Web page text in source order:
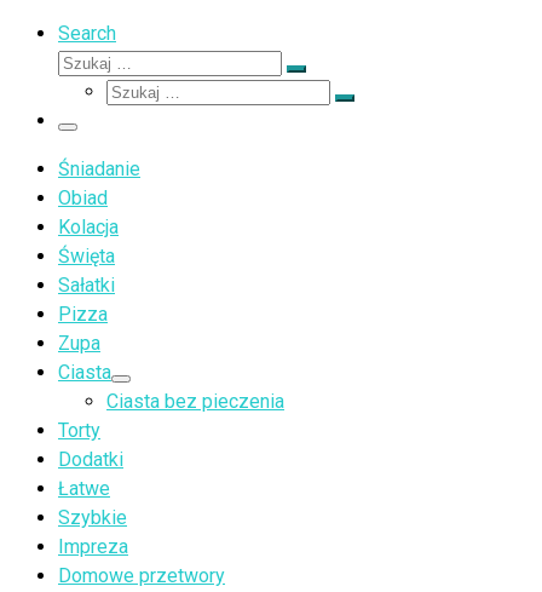
Search
Szukaj
Szukaj
Szukaj
Szukaj
Menu
Śniadanie
Obiad
Kolacja
Święta
Sałatki
Pizza
Zupa
Ciasta
Ciasta bez pieczenia
Torty
Dodatki
Łatwe
Szybkie
Impreza
Domowe przetwory